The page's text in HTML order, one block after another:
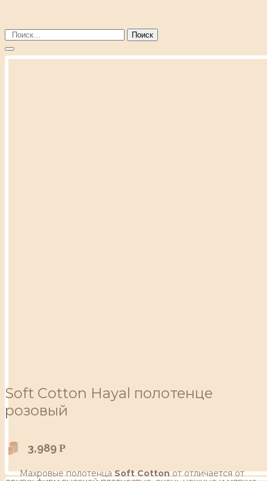
Поиск
Soft Сotton Hayal полотенце
розовый
3,989 Р
Махровые полотенцаSoft Сottonот отличается от